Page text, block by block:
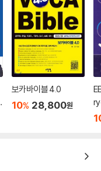
보카바이블 4.0
10% 28,800원